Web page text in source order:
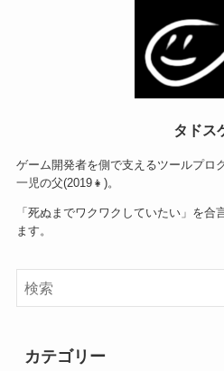
タドス
ゲーム開発者を側で支えるツールプロ
一児の父(2019👧)。
「死ぬまでワクワクしていたい」を
ます。
カテゴリー